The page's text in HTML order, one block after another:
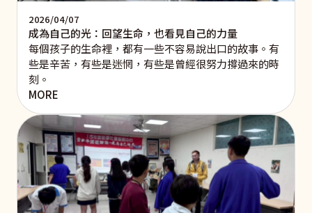
2026/04/07
成為自己的光：回望生命，也看見自己的力量
每個孩子的生命裡，都有一些不容易說出口的故事。有
些是辛苦，有些是迷惘，有些是曾經很努力撐過來的時
刻。
MORE